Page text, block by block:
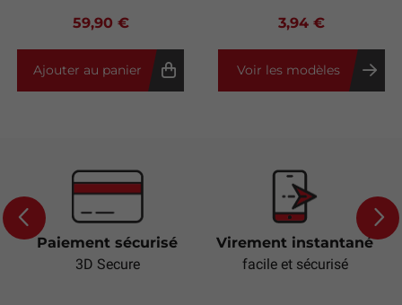
59,90 €
Ajouter au panier
3,94 €
Voir les modèles
Previous
Paiement sécurisé
3D Secure
Virement instantané
facile et sécurisé